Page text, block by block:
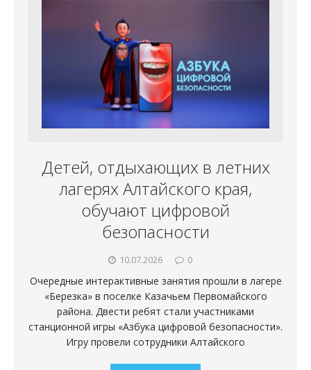
Детей, отдыхающих в летних
лагерях Алтайского края,
обучают цифровой
безопасности
10.07.2026 0
Очередные интерактивные занятия прошли в лагере
«Березка» в поселке Казачьем Первомайского
района. Двести ребят стали участниками
станционной игры «Азбука цифровой безопасности».
Игру провели сотрудники Алтайского